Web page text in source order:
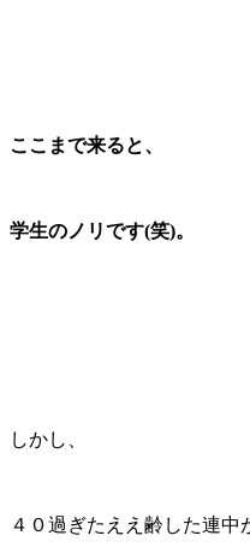
ここまで来ると、
学生のノリです(笑)。
しかし、
４０過ぎたええ齢した連中